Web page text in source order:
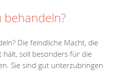
behandeln?
Die feindliche Macht, die
hält, soll besonders für die
Sie sind gut unterzubringen